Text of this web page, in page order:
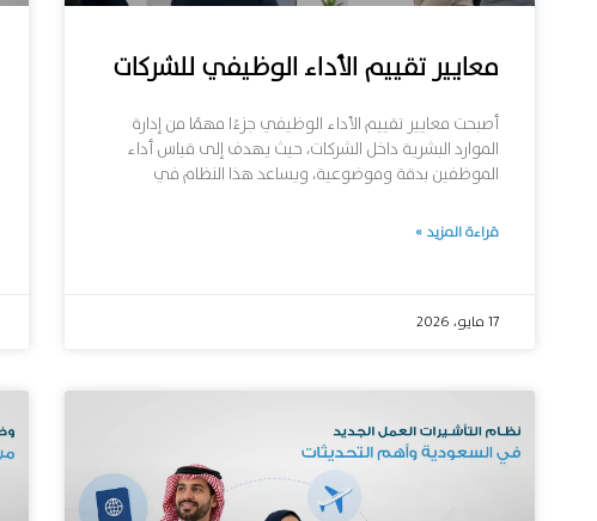
معايير تقييم الأداء الوظيفي للشركات
أصبحت معايير تقييم الأداء الوظيفي جزءًا مهمًا من إدارة
الموارد البشرية داخل الشركات، حيث يهدف إلى قياس أداء
الموظفين بدقة وموضوعية، ويساعد هذا النظام في
قراءة المزيد »
17 مايو، 2026